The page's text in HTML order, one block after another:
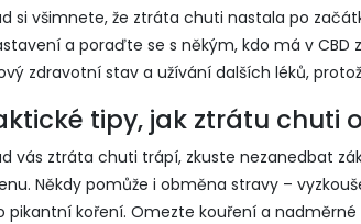
si všimnete, že ztráta chuti nastala po
a poraďte se s někým, kdo má v CBD
zdravotní stav a užívání dalších léků,
tipy, jak ztrátu chuti
vás ztráta chuti trápí, zkuste nezanedbat
Někdy pomůže i obměna stravy –
pikantní koření. Omezte kouření a